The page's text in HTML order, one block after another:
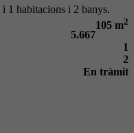
i 1 habitacions i 2 banys.
105 m2
5.667
1
2
En tràmit